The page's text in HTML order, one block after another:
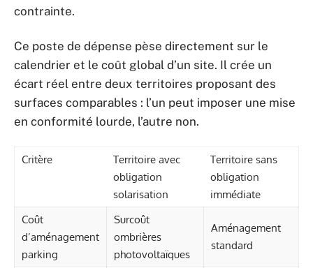
contrainte.
Ce poste de dépense pèse directement sur le
calendrier et le coût global d’un site. Il crée un
écart réel entre deux territoires proposant des
surfaces comparables : l’un peut imposer une mise
en conformité lourde, l’autre non.
Critère
Territoire avec
obligation
solarisation
Territoire sans
obligation
immédiate
Coût
d’aménagement
parking
Surcoût
ombrières
photovoltaïques
Aménagement
standard